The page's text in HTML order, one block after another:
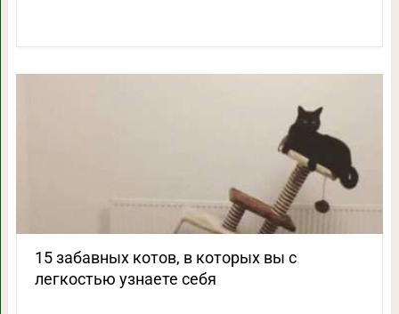
15 забавных котов, в которых вы с
легкостью узнаете себя